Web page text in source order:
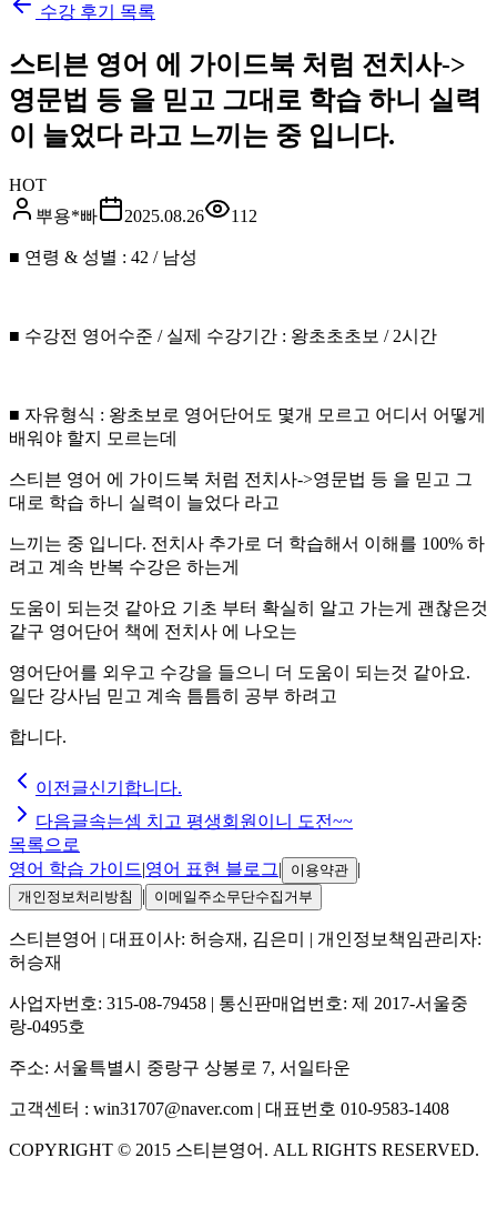
수강 후기 목록
스티븐 영어 에 가이드북 처럼 전치사->
영문법 등 을 믿고 그대로 학습 하니 실력
이 늘었다 라고 느끼는 중 입니다.
HOT
뿌용*빠
2025.08.26 112
■ 연령 & 성별 : 42 / 남성
■ 수강전 영어수준 / 실제 수강기간 : 왕초초초보 / 2시간
■ 자유형식 : 왕초보로 영어단어도 몇개 모르고 어디서 어떻게
배워야 할지 모르는데
스티븐 영어 에 가이드북 처럼 전치사->영문법 등 을 믿고 그
대로 학습 하니 실력이 늘었다 라고
느끼는 중 입니다. 전치사 추가로 더 학습해서 이해를 100% 하
려고 계속 반복 수강은 하는게
도움이 되는것 같아요 기초 부터 확실히 알고 가는게 괜찮은것
같구 영어단어 책에 전치사 에 나오는
영어단어를 외우고 수강을 들으니 더 도움이 되는것 같아요.
일단 강사님 믿고 계속 틈틈히 공부 하려고
합니다.
이전글신기합니다.
다음글속는셈 치고 평생회원이니 도전~~
목록으로
영어 학습 가이드|영어 표현 블로그| 이용약관 |
개인정보처리방침 | 이메일주소무단수집거부
스티븐영어 | 대표이사: 허승재, 김은미
| 개인정보책임관리자:
허승재
사업자번호: 315-08-79458 | 통신판매업번호: 제 2017-서울중
랑-0495호
주소: 서울특별시 중랑구 상봉로 7, 서일타운
고객센터 : win31707@naver.com | 대표번호 010-9583-1408
COPYRIGHT © 2015 스티븐영어 . ALL RIGHTS RESERVED.